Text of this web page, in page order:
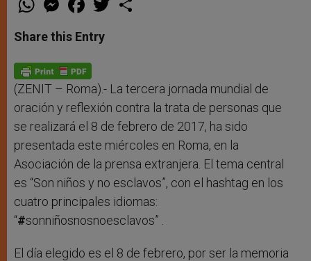
t
s
p
p
e
s
e
g
e
a
e
b
o
k
w
Share this Entry
(ZENIT – Roma).- La tercera jornada mundial de
oración y reflexión contra la trata de personas que
se realizará el 8 de febrero de 2017, ha sido
presentada este miércoles en Roma, en la
Asociación de la prensa extranjera. El tema central
es “Son niños y no esclavos”, con el hashtag en los
cuatro principales idiomas:
“#sonniñosnosnoesclavos” .
El día elegido es el 8 de febrero, por ser la memoria